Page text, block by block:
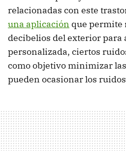
relacionadas con este
una aplicación que permite
decibelios del exterior para
personalizada, ciertos
como objetivo minimizar
pueden ocasionar los